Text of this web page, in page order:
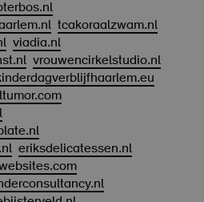
tcakoraalzwam.nl
viadia.nl
vrouwencirkelstudio.nl
eriksdelicatessen.nl